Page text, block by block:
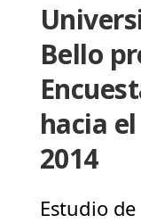
Bello
hacia
2014
Estudio